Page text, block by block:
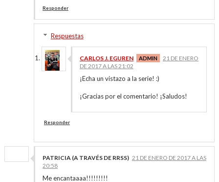
Responder
Respuestas
CARLOS J. EGUREN
21 DE ENERO
DE 2017 A LAS 21:02
¡Echa un vistazo a la serie! :)
¡Gracias por el comentario! ¡Saludos!
Responder
PATRICIA (A TRAVÉS DE RRSS) 21 DE ENERO DE 2017 A LAS
20:58
Me encantaaaa!!!!!!!!!